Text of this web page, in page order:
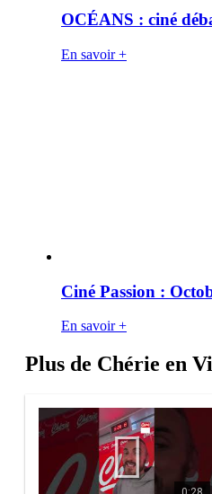
OCÉANS : ciné
En savoir +
Ciné Passion :
En savoir +
Plus de Chérie en